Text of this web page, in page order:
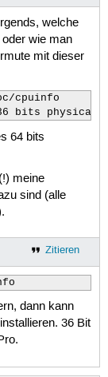
welche
wie man
mit dieser
cpuinfo
64 bits
meine
sind (alle
Zitieren
dann kann
36 Bit